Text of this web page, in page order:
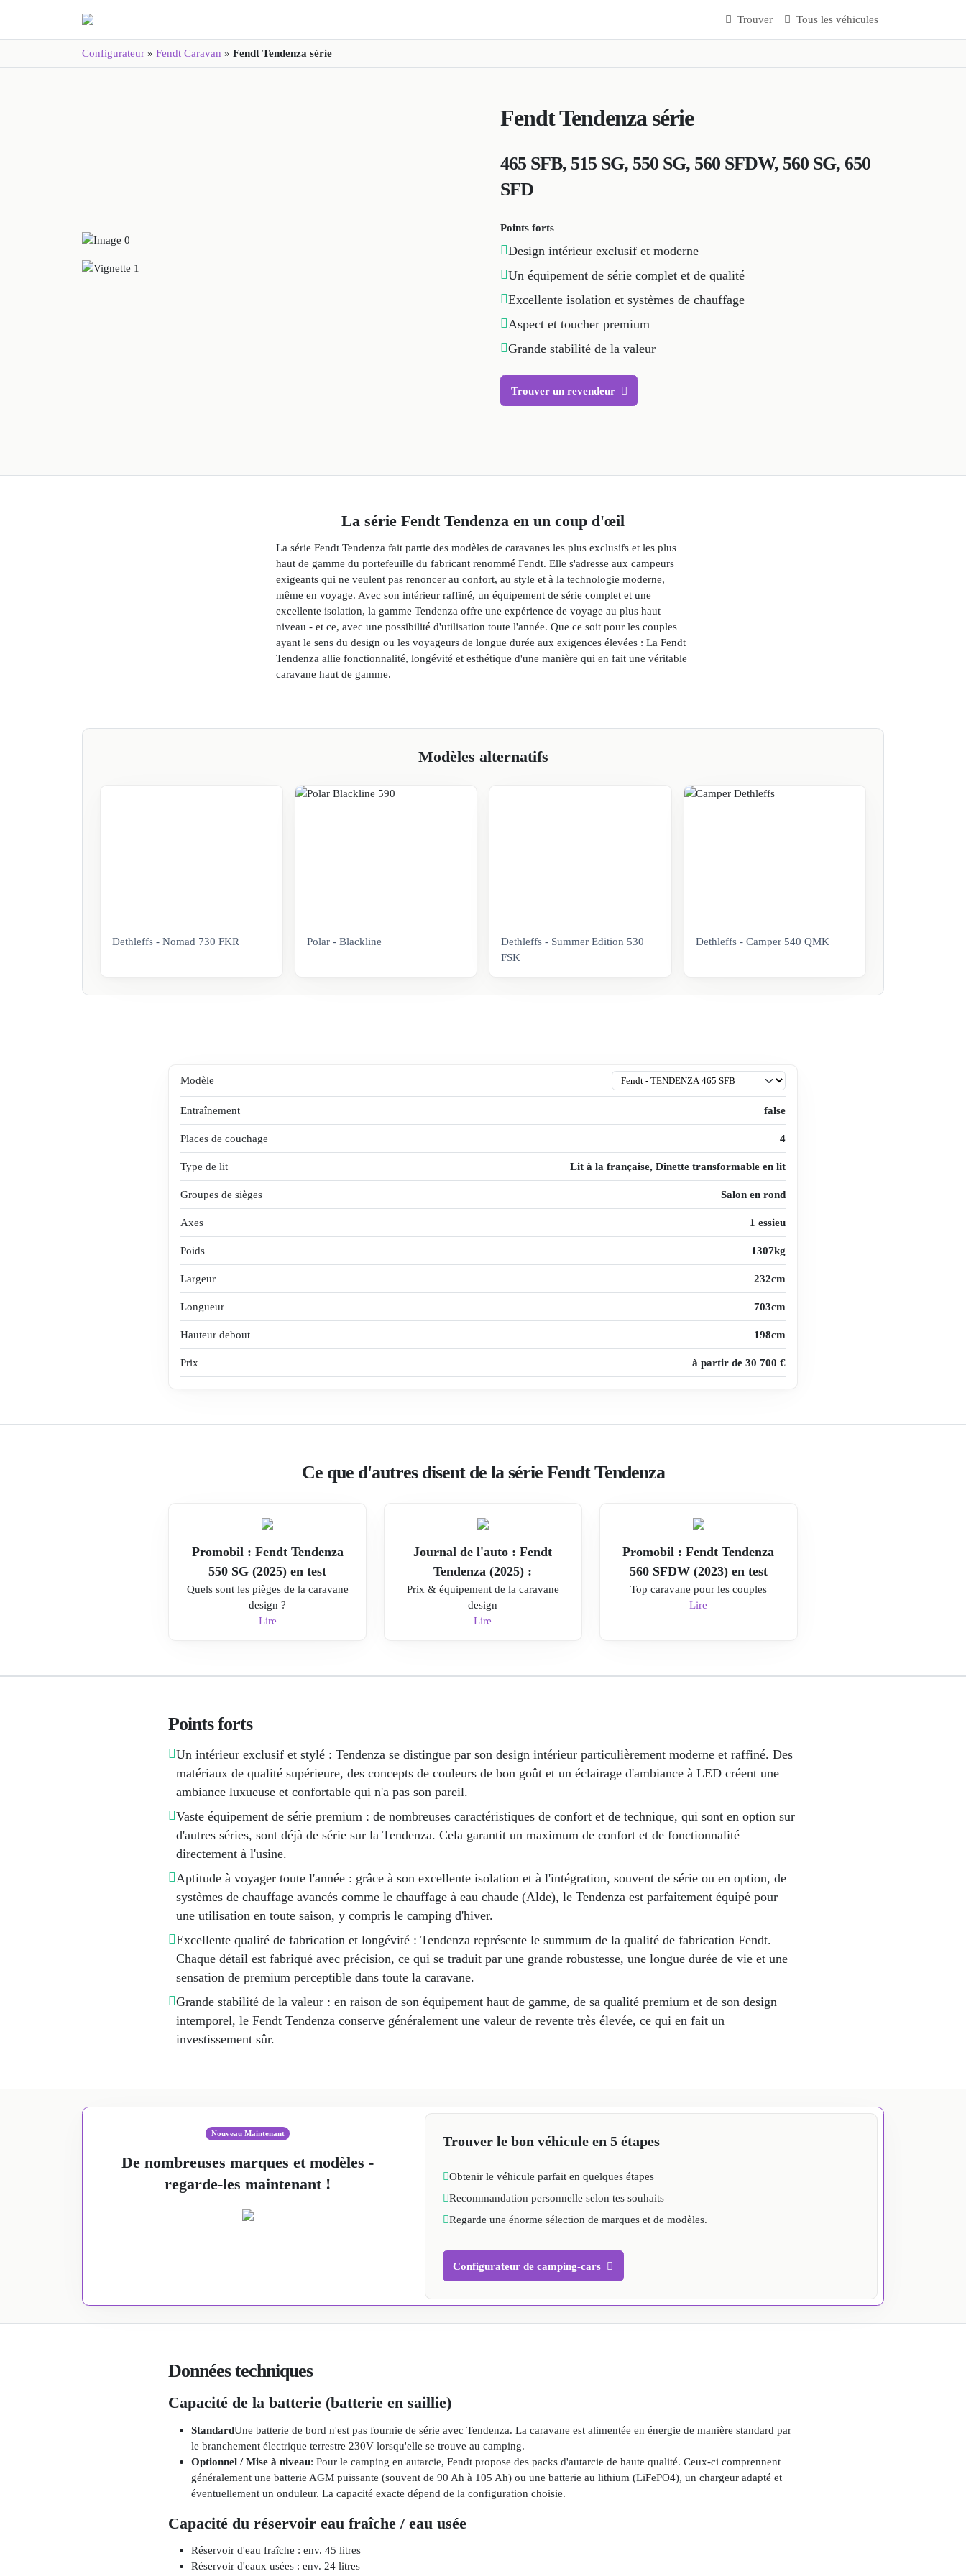
Trouver Tous les véhicules
Configurateur » Fendt Caravan » Fendt Tendenza série
Fendt Tendenza série
465 SFB, 515 SG, 550 SG, 560 SFDW, 560 SG, 650
SFD
Points forts
Design intérieur exclusif et moderne
Un équipement de série complet et de qualité
Excellente isolation et systèmes de chauffage
Aspect et toucher premium
Grande stabilité de la valeur
Trouver un revendeur
La série Fendt Tendenza en un coup d'œil
La série Fendt Tendenza fait partie des modèles de caravanes les plus exclusifs et les plus
haut de gamme du portefeuille du fabricant renommé Fendt. Elle s'adresse aux campeurs
exigeants qui ne veulent pas renoncer au confort, au style et à la technologie moderne,
même en voyage. Avec son intérieur raffiné, un équipement de série complet et une
excellente isolation, la gamme Tendenza offre une expérience de voyage au plus haut
niveau - et ce, avec une possibilité d'utilisation toute l'année. Que ce soit pour les couples
ayant le sens du design ou les voyageurs de longue durée aux exigences élevées : La Fendt
Tendenza allie fonctionnalité, longévité et esthétique d'une manière qui en fait une véritable
caravane haut de gamme.
Modèles alternatifs
Dethleffs - Nomad 730 FKR Polar - Blackline
Dethleffs - Summer Edition 530
FSK
Dethleffs - Camper 540 QMK
Modèle
Entraînement false
Places de couchage 4
Type de lit Lit à la française, Dînette transformable en lit
Groupes de sièges Salon en rond
Axes 1 essieu
Poids 1307kg
Largeur 232cm
Longueur 703cm
Hauteur debout 198cm
Prix à partir de 30 700 €
Ce que d'autres disent de la série Fendt Tendenza
Promobil : Fendt Tendenza
550 SG (2025) en test
Quels sont les pièges de la caravane
design ?
Lire
Journal de l'auto : Fendt
Tendenza (2025) :
Prix & équipement de la caravane
design
Lire
Promobil : Fendt Tendenza
560 SFDW (2023) en test
Top caravane pour les couples
Lire
Points forts
Un intérieur exclusif et stylé : Tendenza se distingue par son design intérieur particulièrement moderne et raffiné. Des
matériaux de qualité supérieure, des concepts de couleurs de bon goût et un éclairage d'ambiance à LED créent une
ambiance luxueuse et confortable qui n'a pas son pareil.
Vaste équipement de série premium : de nombreuses caractéristiques de confort et de technique, qui sont en option sur
d'autres séries, sont déjà de série sur la Tendenza. Cela garantit un maximum de confort et de fonctionnalité
directement à l'usine.
Aptitude à voyager toute l'année : grâce à son excellente isolation et à l'intégration, souvent de série ou en option, de
systèmes de chauffage avancés comme le chauffage à eau chaude (Alde), le Tendenza est parfaitement équipé pour
une utilisation en toute saison, y compris le camping d'hiver.
Excellente qualité de fabrication et longévité : Tendenza représente le summum de la qualité de fabrication Fendt.
Chaque détail est fabriqué avec précision, ce qui se traduit par une grande robustesse, une longue durée de vie et une
sensation de premium perceptible dans toute la caravane.
Grande stabilité de la valeur : en raison de son équipement haut de gamme, de sa qualité premium et de son design
intemporel, le Fendt Tendenza conserve généralement une valeur de revente très élevée, ce qui en fait un
investissement sûr.
Nouveau Maintenant
De nombreuses marques et modèles -
regarde-les maintenant !
Trouver le bon véhicule en 5 étapes
Obtenir le véhicule parfait en quelques étapes
Recommandation personnelle selon tes souhaits
Regarde une énorme sélection de marques et de modèles.
Configurateur de camping-cars
Données techniques
Capacité de la batterie (batterie en saillie)
StandardUne batterie de bord n'est pas fournie de série avec Tendenza. La caravane est alimentée en énergie de manière standard par
le branchement électrique terrestre 230V lorsqu'elle se trouve au camping.
Optionnel / Mise à niveau: Pour le camping en autarcie, Fendt propose des packs d'autarcie de haute qualité. Ceux-ci comprennent
généralement une batterie AGM puissante (souvent de 90 Ah à 105 Ah) ou une batterie au lithium (LiFePO4), un chargeur adapté et
éventuellement un onduleur. La capacité exacte dépend de la configuration choisie.
Capacité du réservoir eau fraîche / eau usée
Réservoir d'eau fraîche : env. 45 litres
Réservoir d'eaux usées : env. 24 litres